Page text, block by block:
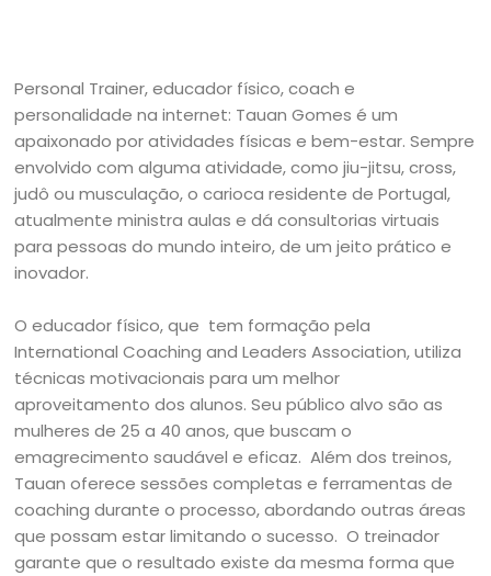
Personal Trainer, educador físico, coach e
personalidade na internet: Tauan Gomes é um
apaixonado por atividades físicas e bem-estar. Sempre
envolvido com alguma atividade, como jiu-jitsu, cross,
judô ou musculação, o carioca residente de Portugal,
atualmente ministra aulas e dá consultorias virtuais
para pessoas do mundo inteiro, de um jeito prático e
inovador.
O educador físico, que tem formação pela
International Coaching and Leaders Association, utiliza
técnicas motivacionais para um melhor
aproveitamento dos alunos. Seu público alvo são as
mulheres de 25 a 40 anos, que buscam o
emagrecimento saudável e eficaz. Além dos treinos,
Tauan oferece sessões completas e ferramentas de
coaching durante o processo, abordando outras áreas
que possam estar limitando o sucesso. O treinador
garante que o resultado existe da mesma forma que